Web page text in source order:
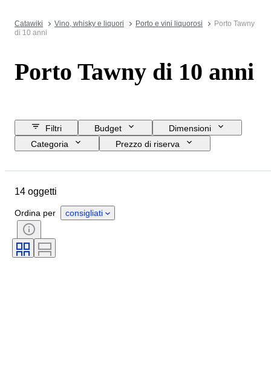
Catawiki Vino, whisky e liquori Porto e vini liquorosi
Porto Tawny
di 10 anni
Porto Tawny di 10 anni
Filtri Budget
Dimensioni
Categoria
Prezzo di riserva
Condizioni
Formato della bottiglia
Regione vinicola
Denominazione del vino / Classificazione
Livello di riempimento del vino
14 oggetti
Ordina per consigliati